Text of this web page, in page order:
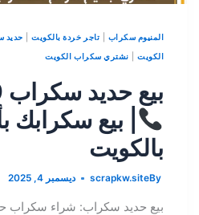
المنيوم سكراب| تاجر خردة بالكويت| حديد
الكويت| نشتري سكراب الكويت
بيع حديد سكراب 60630409
| بيع
بالكويت
By
scrapkw.site ديسمبر 4, 2025
بيع حديد سكراب: شراء سكراب